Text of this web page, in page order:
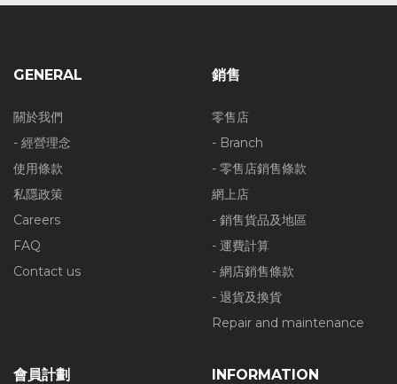
GENERAL
關於我們
- 經營理念
使用條款
私隱政策
Careers
FAQ
Contact us
銷售
零售店
- Branch
- 零售店銷售條款
網上店
- 銷售貨品及地區
- 運費計算
- 網店銷售條款
- 退貨及換貨
Repair and maintenance
會員計劃 INFORMATION